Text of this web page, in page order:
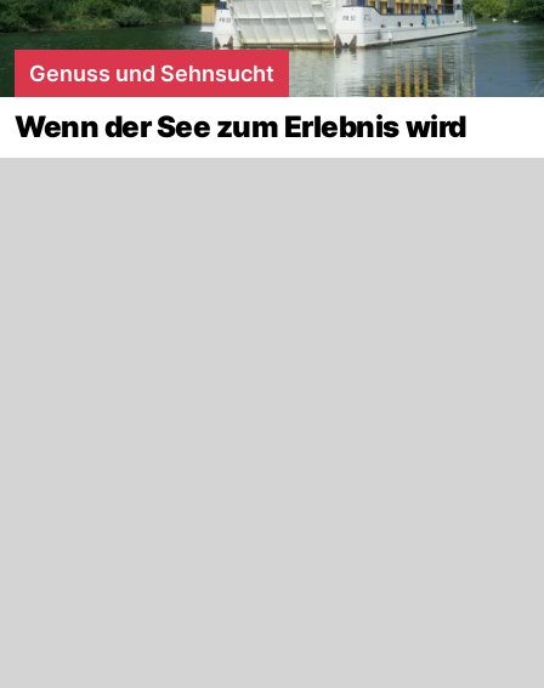
Genuss und Sehnsucht
Wenn der See zum Erlebnis wird